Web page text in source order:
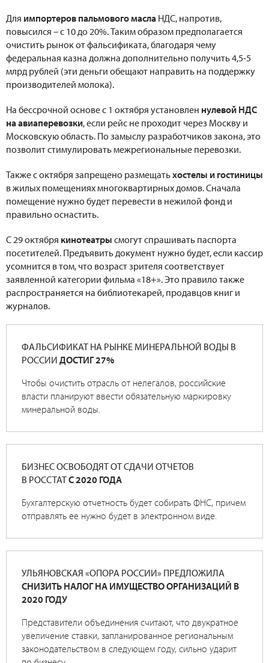
Для импортеров пальмового масла НДС, напротив,
повысился – с 10 до 20%. Таким образом предполагается
очистить рынок от фальсификата, благодаря чему
федеральная казна должна дополнительно получить 4,5-5
млрд рублей (эти деньги обещают направить на поддержку
производителей молока).
На бессрочной основе с 1 октября установлен нулевой НДС
на авиаперевозки, если рейс не проходит через Москву и
Московскую область. По замыслу разработчиков закона, это
позволит стимулировать межрегиональные перевозки.
Также с октября запрещено размещатьхостелы и гостиницы
в жилых помещениях многоквартирных домов. Сначала
помещение нужно будет перевести в нежилой фонд и
правильно оснастить.
С 29 октября кинотеатры смогут спрашивать паспорта
посетителей. Предъявить документ нужно будет, если кассир
усомнится в том, что возраст зрителя соответствует
заявленной категории фильма «18+». Это правило также
распространяется на библиотекарей, продавцов книг и
журналов.
ФАЛЬСИФИКАТ НА РЫНКЕ МИНЕРАЛЬНОЙ ВОДЫ В
РОССИИ ДОСТИГ 27%
Чтобы очистить отрасль от нелегалов, российские
власти планируют ввести обязательную маркировку
минеральной воды.
БИЗНЕС ОСВОБОДЯТ ОТ СДАЧИ ОТЧЕТОВ
В РОССТАТС 2020 ГОДА
Бухгалтерскую отчетность будет собирать ФНС, причем
отправлять ее нужно будет в электронном виде.
УЛЬЯНОВСКАЯ «ОПОРА РОССИИ» ПРЕДЛОЖИЛА
СНИЗИТЬ НАЛОГ НА ИМУЩЕСТВО ОРГАНИЗАЦИЙ В
2020 ГОДУ
Представители объединения считают, что двукратное
увеличение ставки, запланированное региональным
законодательством в следующем году, сильно ударит